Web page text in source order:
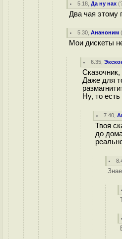
5.18 ,Да ну нах (
Два чая этому
5.30 ,Ананоним
Мои дискеты
6.35 ,
Сказочник,
Даже для
Ну, то
7.40 ,
Твоя
до